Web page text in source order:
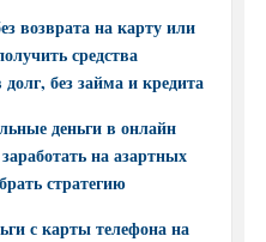
возврата на карту или
средства
долг, без займа и кредита
деньги в онлайн
на азартных
стратегию
с карты телефона на